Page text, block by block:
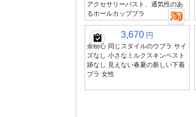
アクセサリーバスト、通気性のあ
るホールカップブラ
3,670 円
余樹心 同じスタイルのウブラ サイ
ズなし 小さなミルクスキンベスト
跡なし 見えない春夏の新しい下着
ブラ 女性